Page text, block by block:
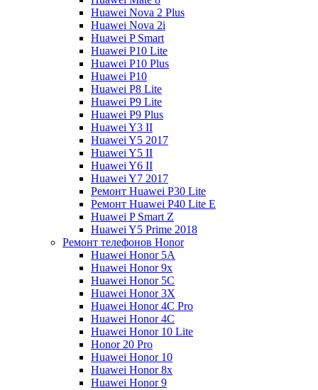
Huawei Nova 2 Plus
Huawei Nova 2i
Huawei P Smart
Huawei P10 Lite
Huawei P10 Plus
Huawei P10
Huawei P8 Lite
Huawei P9 Lite
Huawei P9 Plus
Huawei Y3 II
Huawei Y5 2017
Huawei Y5 II
Huawei Y6 II
Huawei Y7 2017
Ремонт Huawei P30 Lite
Ремонт Huawei P40 Lite E
Huawei P Smart Z
Huawei Y5 Prime 2018
Ремонт телефонов Honor
Huawei Honor 5A
Huawei Honor 9x
Huawei Honor 5C
Huawei Honor 3X
Huawei Honor 4C Pro
Huawei Honor 4C
Huawei Honor 10 Lite
Honor 20 Pro
Huawei Honor 10
Huawei Honor 8x
Huawei Honor 9